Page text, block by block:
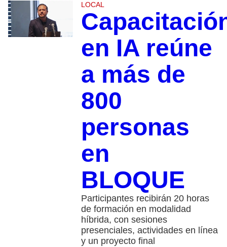
LOCAL
en IA reúne
a más de
800
personas
en
BLOQUE
Participantes recibirán 20 horas
de formación en modalidad
híbrida, con sesiones
presenciales, actividades en línea
y un proyecto final